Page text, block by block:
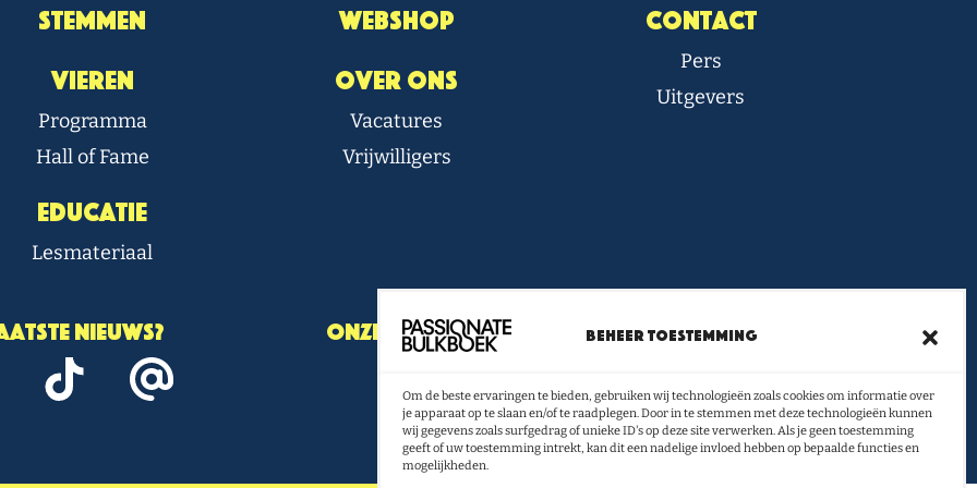
Beheer toestemming
Om de beste ervaringen te bieden, gebruiken wij technologieën zoals cookies om informatie over
je apparaat op te slaan en/of te raadplegen. Door in te stemmen met deze technologieën kunnen
wij gegevens zoals surfgedrag of unieke ID's op deze site verwerken. Als je geen toestemming
geeft of uw toestemming intrekt, kan dit een nadelige invloed hebben op bepaalde functies en
mogelijkheden.
Stemmen
Vieren
Programma
Hall of Fame
Educatie
Lesmateriaal
Webshop
Over Ons
Vacatures
Vrijwilligers
Contact
Pers
Uitgevers
nieuws?
Onze nieuwsbrief vol boeken- en lestips
ontvangen?
NU INSCHRIJVEN